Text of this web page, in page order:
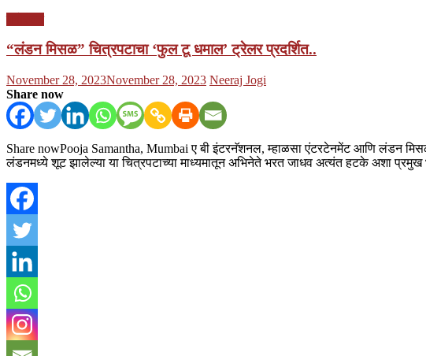
“लंडन मिसळ” चित्रपटाचा ‘फुल टू धमाल’ ट्रेलर प्रदर्शित..
Posted
on
November 28, 2023November 28, 2023 Author
Neeraj Jogi
Share now
Share nowPooja Samantha, Mumbai ए बी इंटरनॅशनल, म्हाळसा एंटरटेनमेंट आणि लंडन
लंडनमध्ये शूट झालेल्या या चित्रपटाच्या माध्यमातून अभिनेते भरत जाधव अत्यंत हटके अशा